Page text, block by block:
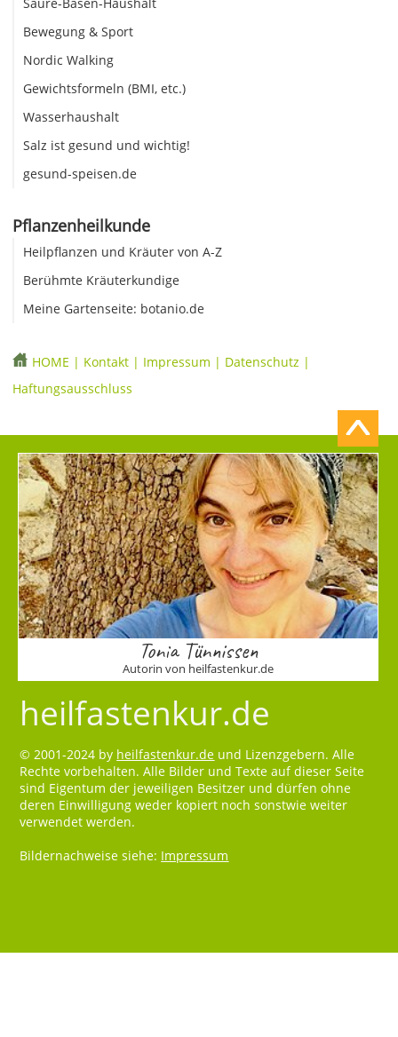
Bewegung & Sport
Nordic Walking
Gewichtsformeln (BMI, etc.)
Wasserhaushalt
Salz ist gesund und wichtig!
gesund-speisen.de
Pflanzenheilkunde
Heilpflanzen und Kräuter von A-Z
Berühmte Kräuterkundige
Meine Gartenseite: botanio.de
HOME | Kontakt | Impressum | Datenschutz |
Haftungsausschluss
Tonia Tünnissen
Autorin von heilfastenkur.de
heilfastenkur.de
© 2001-2024 by heilfastenkur.de und Lizenzgebern. Alle
Rechte vorbehalten. Alle Bilder und Texte auf dieser Seite
sind Eigentum der jeweiligen Besitzer und dürfen ohne
deren Einwilligung weder kopiert noch sonstwie weiter
verwendet werden.
Bildernachweise siehe: Impressum